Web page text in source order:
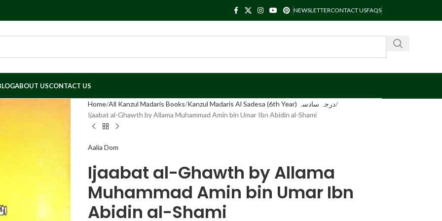
NEWSLETTERCONTACT USFAQS
ABOUT USCONTACT US
Home All Kanzul Madaris Books
Kanzul Madaris Al Sadesa (6th Year) درجہ سادسہ
Ijaabat al-Ghawth by Allama Muhammad Amin bin Umar Ibn Abidin al-Shami
Aalia Dom
Ijaabat al-Ghawth by Allama
Muhammad Amin bin Umar Ibn
Abidin al-Shami